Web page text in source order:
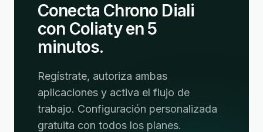
Conecta Chrono Diali
con Coliaty en 5
minutos.
Regístrate, autoriza ambas
aplicaciones y activa el flujo de
trabajo. Configuración personalizada
gratuita con todos los planes.